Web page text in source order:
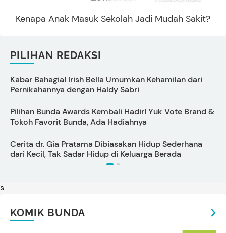
Kenapa Anak Masuk Sekolah Jadi Mudah Sakit?
PILIHAN REDAKSI
Kabar Bahagia! Irish Bella Umumkan Kehamilan dari
Pernikahannya dengan Haldy Sabri
Pilihan Bunda Awards Kembali Hadir! Yuk Vote Brand &
Tokoh Favorit Bunda, Ada Hadiahnya
Cerita dr. Gia Pratama Dibiasakan Hidup Sederhana
dari Kecil, Tak Sadar Hidup di Keluarga Berada
s
KOMIK BUNDA